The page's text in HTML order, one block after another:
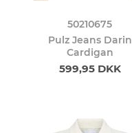
50210675
Pulz Jeans Darin
Cardigan
599,95 DKK